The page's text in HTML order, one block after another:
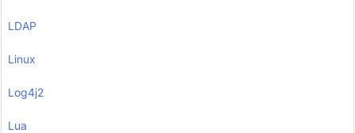
LDAP
Linux
Log4j2
Lua